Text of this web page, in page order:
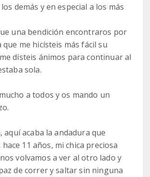
demás y en especial a los más
una bendición encontraros por
que me hicísteis más fácil su
dísteis ánimos para continuar al
sola.
a todos y os mando un
aquí acaba la andadura que
11 años, mi chica preciosa
volvamos a ver al otro lado y
de correr y saltar sin ninguna